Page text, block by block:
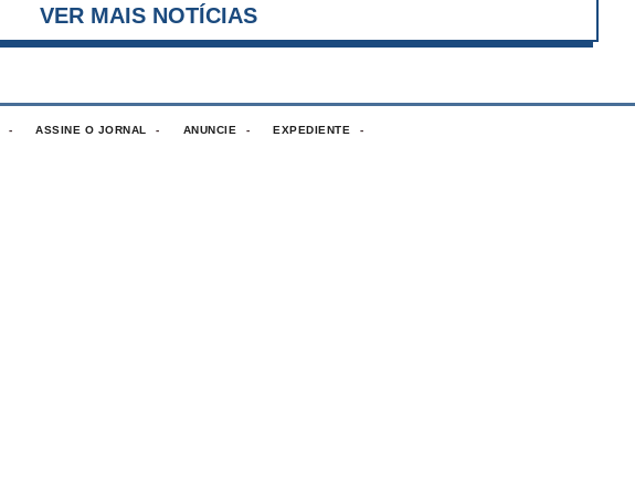
VER MAIS NOTÍCIAS
ASSINE O JORNAL ANUNCIE EXPEDIENTE